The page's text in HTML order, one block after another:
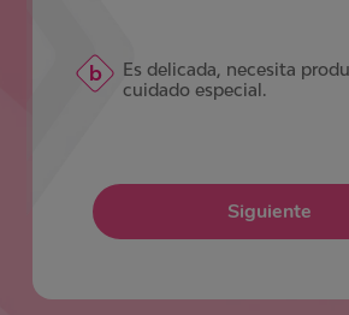
Es delicada, necesita
cuidado especial.
Siguiente